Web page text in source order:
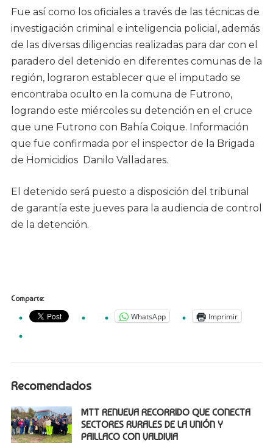
Fue así como los oficiales a través de las técnicas de
investigación criminal e inteligencia policial, además
de las diversas diligencias realizadas para dar con el
paradero del detenido en diferentes comunas de la
región, lograron establecer que el imputado se
encontraba oculto en la comuna de Futrono,
logrando este miércoles su detención en el cruce
que une Futrono con Bahía Coique. Información
que fue confirmada por el inspector de la Brigada
de Homicidios Danilo Valladares.
El detenido será puesto a disposición del tribunal
de garantía este jueves para la audiencia de control
de la detención.
Comparte:
WhatsApp Imprimir
Recomendados
MTT RENUEVA RECORRIDO QUE CONECTA
SECTORES RURALES DE LA UNIÓN Y
PAILLACO CON VALDIVIA